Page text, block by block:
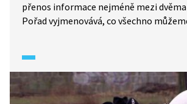
přenos informace nejméně mezi
Pořad vyjmenovává, co všechno